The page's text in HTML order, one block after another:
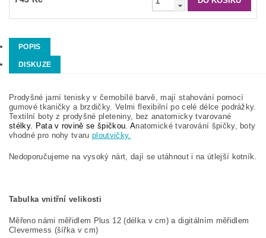
POPIS
DISKUZE
Prodyšné jarní tenisky v černobílé barvě, mají stahování pomocí
gumové tkaničky a brzdičky. Velmi flexibilní po celé délce podrážky.
Textilní boty z prodyšné pleteniny, bez anatomicky tvarované
stélky. Pata v rovině se špičkou. Anatomické tvarování špičky, boty
vhodné pro nohy tvaruploutvičky.
Nedoporučujeme na vysoký nárt, dají se utáhnout i na útlejší kotník.
Tabulka vnitřní velikosti
Měřeno námi měřidlem Plus 12 (délka v cm) a digitálním měřidlem
Clevermess (šířka v cm)